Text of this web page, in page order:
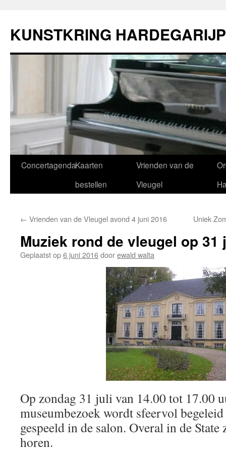
de
inhoud
KUNSTKRING HARDEGARIJP
ConcertagendaKaarten
bestellen
Vrienden van de
Vleugel
← Vrienden van de Vleugel avond 4 juni 2016 Uniek
Muziek rond de vleugel op 31
Geplaatst op6 juni 2016doorewald walta
Op zondag 31 juli van 14.00 tot 17.00
museumbezoek wordt sfeervol
gespeeld in de salon. Overal in de
horen.